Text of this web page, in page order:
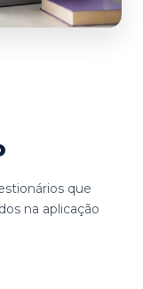
que
na aplicação